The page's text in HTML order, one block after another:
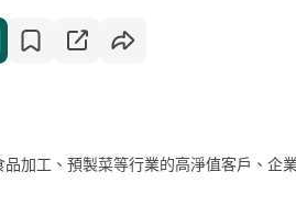
加工、預製菜等行業的高淨值客戶、企